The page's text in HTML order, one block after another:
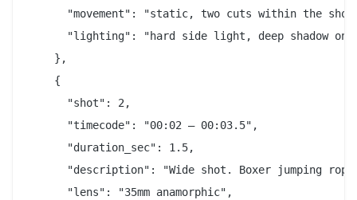
"movement": "static, two cuts within the
"lighting": "hard side light, deep shadow on
    },
    {
      "shot": 2,
      "timecode": "00:02 — 00:03.5",
      "duration_sec": 1.5,
"description": "Wide shot. Boxer jumping
      "lens": "35mm anamorphic",